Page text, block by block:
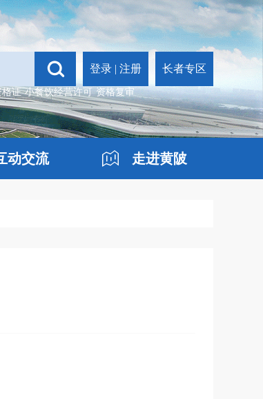
登录 | 注册 长者专区
格证 小餐饮经营许可 资格复审
动交流 走进黄陂